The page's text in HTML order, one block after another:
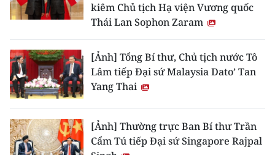
kiêm Chủ tịch Hạ viện Vương quốc
Thái Lan Sophon Zaram
[Ảnh] Tổng Bí thư, Chủ tịch nước Tô
Lâm tiếp Đại sứ Malaysia Dato’ Tan
Yang Thai
[Ảnh] Thường trực Ban Bí thư Trần
Cẩm Tú tiếp Đại sứ Singapore Rajpal